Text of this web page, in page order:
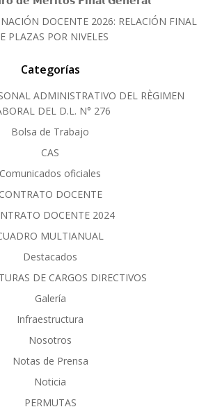
DOCENTE 2026: RELACIÓN FINAL
PLAZAS POR NIVELES
Categorías
ADMINISTRATIVO DEL RÈGIMEN
DEL D.L. N° 276
Bolsa de Trabajo
CAS
Comunicados oficiales
CONTRATO DOCENTE
DOCENTE 2024
MULTIANUAL
Destacados
DE CARGOS DIRECTIVOS
Galería
Infraestructura
Nosotros
Notas de Prensa
Noticia
PERMUTAS